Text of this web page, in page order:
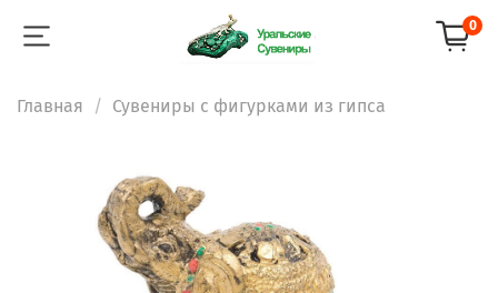
0
Главная Сувениры с фигурками из гипса